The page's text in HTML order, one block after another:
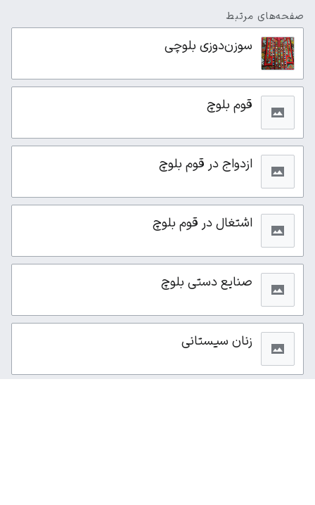
صفحه‌های مرتبط
سوزن‌دوزی بلوچی
قوم بلوچ
ازدواج در قوم بلوچ
اشتغال در قوم بلوچ
صنایع دستی بلوچ
زنان سیستانی